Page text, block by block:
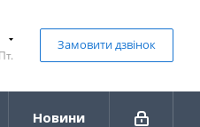
Замовити дзвінок
Новини